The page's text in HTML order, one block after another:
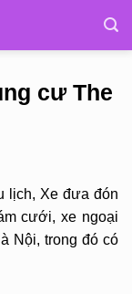
cư The
lịch, Xe đưa đón
cưới, xe ngoại
Nội, trong đó có